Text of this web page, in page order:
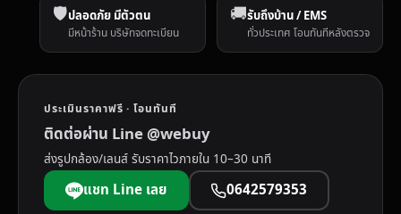
🛡️ปลอดภัย มีตัวตน
มีหน้าร้าน บริษัทจดทะเบียน
🚚รับถึงบ้าน / EMS
ทั่วประเทศ โอนทันทีหลังตรวจ
ประเมินราคาฟรี · โอนทันที
ติดต่อผ่าน Line @webuy
ส่งรูปกล้อง/เลนส์ รับราคาไวภายใน 10–30 นาที
แชท Line เลย 0642579353